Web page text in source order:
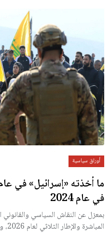
أوراق سياسية
في عام 2024
بمعزل عن النقاش السياسي والقانوني